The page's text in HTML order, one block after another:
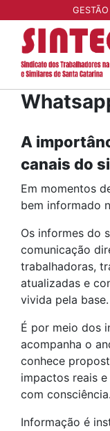
A
canais do
Em momentos
bem informado
Os informes do
comunicação
trabalhadoras,
atualizadas e
vivida pela base.
É por meio dos
acompanha o
conhece
impactos reais
com consciência.
Informação é